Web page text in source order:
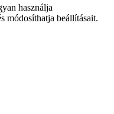
használja
módosíthatja beállításait.